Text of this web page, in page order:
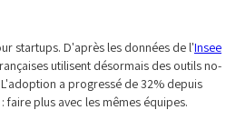
startups. D'après les données de l'Insee
utilisent désormais des outils no-
a progressé de 32% depuis
plus avec les mêmes équipes.